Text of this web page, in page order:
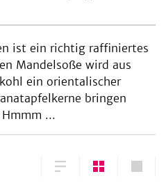
ist ein richtig raffiniertes
Mandelsoße wird aus
ein orientalischer
bringen
...